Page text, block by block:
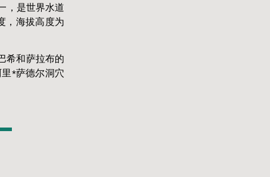
，是世界水道
，海拔高度为
希和萨拉布的
*萨德尔洞穴